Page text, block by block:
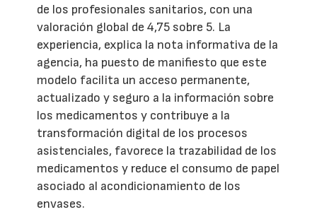
de los profesionales sanitarios, con una
valoración global de 4,75 sobre 5. La
experiencia, explica la nota informativa de la
agencia, ha puesto de manifiesto que este
modelo facilita un acceso permanente,
actualizado y seguro a la información sobre
los medicamentos y contribuye a la
transformación digital de los procesos
asistenciales, favorece la trazabilidad de los
medicamentos y reduce el consumo de papel
asociado al acondicionamiento de los
envases.